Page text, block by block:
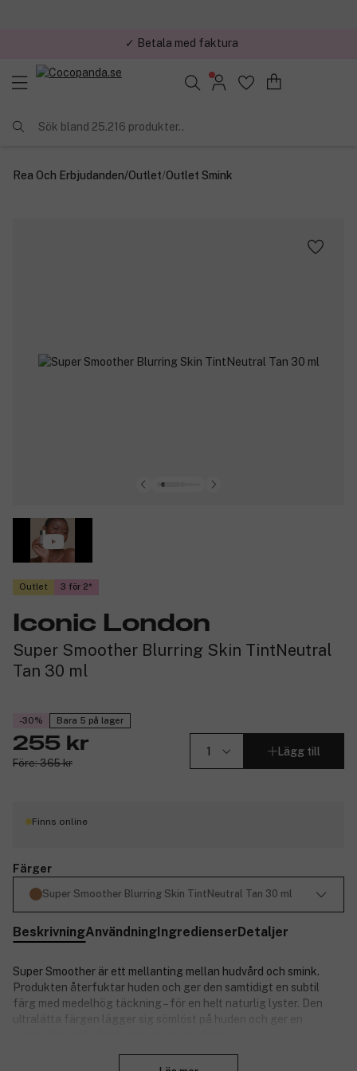
✓ Trygg E-handel
Sök bland 25.216 produkter..
Rea Och Erbjudanden/Outlet/Outlet Smink
Outlet 3 för 2
Iconic London
Super Smoother Blurring Skin TintNeutral
Tan 30 ml
-30% Bara 5 på lager
255 kr
Före: 365 kr
Lägg till
Finns online
Färger
Super Smoother Blurring Skin TintNeutral Tan 30 ml
BeskrivningAnvändningIngredienserDetaljer
Super Smoother är ett mellanting mellan hudvård och smink.
Produkten återfuktar huden och ger den samtidigt en subtil
färg med medelhög täckning – för en helt naturlig lyster. Den
ultralätta färgen lägger sig sömlöst på huden och ger en
ingredienser återfuktar, fyller ut och mjukgör huden så att den